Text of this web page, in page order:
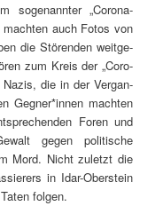
soge­nan­nter „Coro­na-
macht­en auch Fotos von
die Stören­den weit­ge­
zum Kreis der „Coro­
Nazis, die in der Ver­gan­
Gegner*innen macht­en
Foren und
gegen poli­tis­che
Mord. Nicht zulet­zt die
in Idar-Ober­stein
folgen.